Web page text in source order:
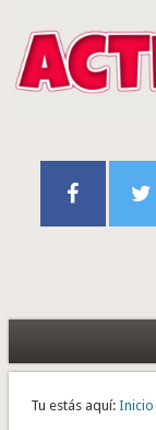
Tu estás aquí: Inicio